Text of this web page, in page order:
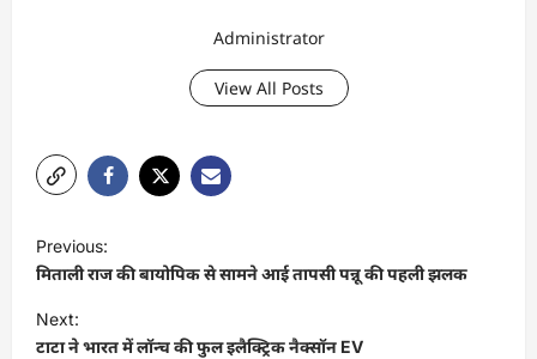
Administrator
View All Posts
o
s
t
Previous:
मिताली राज की बायोपिक से सामने आई तापसी पन्नू की पहली झलक
Next:
टाटा ने भारत में लॉन्च की फुल इलैक्ट्रिक नैक्सॉन EV